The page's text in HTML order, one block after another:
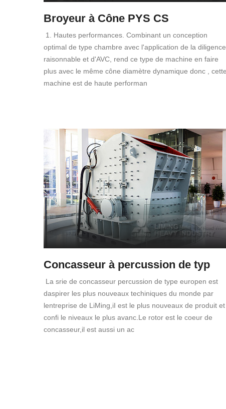
Broyeur à Cône PYS CS
1. Hautes performances. Combinant un conception
optimal de type chambre avec l'application de la diligence
raisonnable et d'AVC, rend ce type de machine en faire
plus avec le même cône diamètre dynamique donc , cette
machine est de haute performan
Concasseur à percussion de typ
La srie de concasseur percussion de type europen est
daspirer les plus nouveaux techiniques du monde par
lentreprise de LiMing,iI est le plus nouveaux de produit et
confi le niveaux le plus avanc.Le rotor est le coeur de
concasseur,il est aussi un ac